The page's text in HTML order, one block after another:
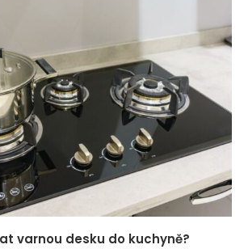
varnou desku do kuchyně?